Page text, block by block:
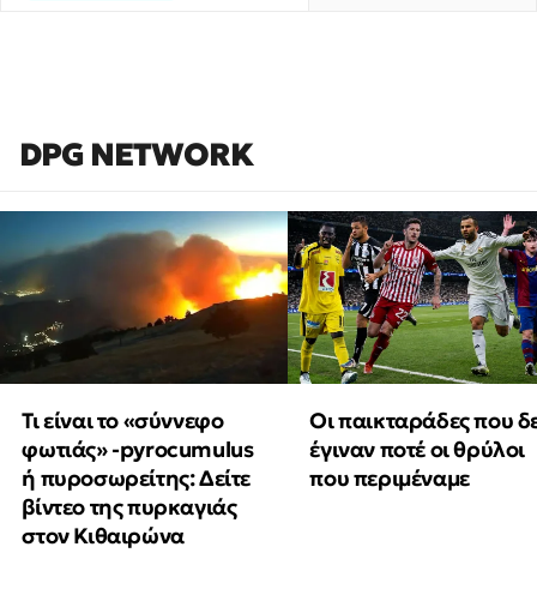
DPG NETWORK
Τι είναι το «σύννεφο
φωτιάς» -pyrocumulus
ή πυροσωρείτης: Δείτε
βίντεο της πυρκαγιάς
στον Κιθαιρώνα
Οι παικταράδες που
έγιναν ποτέ οι θρύλοι
που περιμέναμε